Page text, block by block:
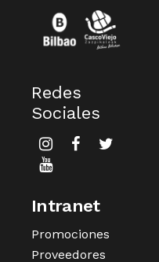
Redes
Sociales
Intranet
Promociones
Proveedores